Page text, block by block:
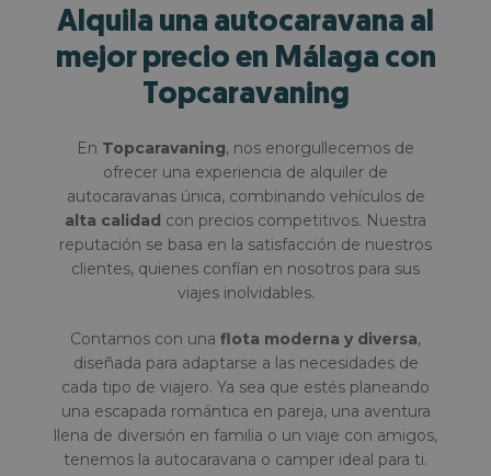
Alquila una autocaravana al
mejor precio en Málaga con
Topcaravaning
En Topcaravaning, nos enorgullecemos de
ofrecer una experiencia de alquiler de
autocaravanas única, combinando vehículos de
alta calidad con precios competitivos. Nuestra
reputación se basa en la satisfacción de nuestros
clientes, quienes confían en nosotros para sus
viajes inolvidables.
Contamos con una flota moderna y diversa,
diseñada para adaptarse a las necesidades de
cada tipo de viajero. Ya sea que estés planeando
una escapada romántica en pareja, una aventura
llena de diversión en familia o un viaje con amigos,
tenemos la autocaravana o camper ideal para ti.